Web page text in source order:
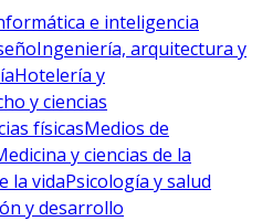
e inteligencia
Ingeniería, arquitectura y
Hotelería y
y ciencias
físicasMedios de
y ciencias de la
la vidaPsicología y salud
y desarrollo